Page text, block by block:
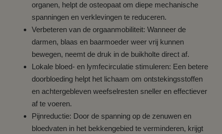
organen, helpt de osteopaat om diepe mechanische
spanningen en verklevingen te reduceren.
Verbeteren van de orgaanmobiliteit: Wanneer de
darmen, blaas en baarmoeder weer vrij kunnen
bewegen, neemt de druk in de buikholte direct af.
Lokale bloed- en lymfecirculatie stimuleren: Een betere
doorbloeding helpt het lichaam om ontstekingsstoffen
en achtergebleven weefselresten sneller en effectiever
af te voeren.
Pijnreductie: Door de spanning op de zenuwen en
bloedvaten in het bekkengebied te verminderen, krijgt